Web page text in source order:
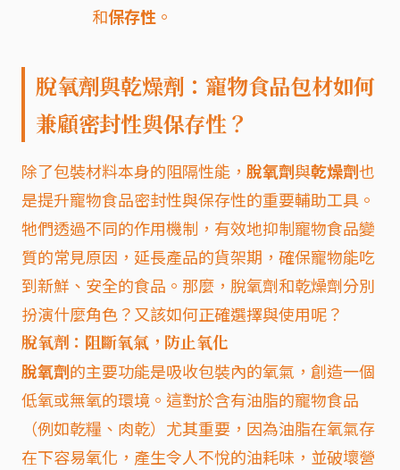
和保存性 。
脫氧劑與乾燥劑：寵物食品包材如何
兼顧密封性與保存性？
除了包裝材料本身的阻隔性能， 脫氧劑與乾燥劑也
是提升寵物食品密封性與保存性的重要輔助工具。
牠們透過不同的作用機制，有效地抑制寵物食品變
質的常見原因，延長產品的貨架期，確保寵物能吃
到新鮮、安全的食品。那麼，脫氧劑和乾燥劑分別
扮演什麼角色？又該如何正確選擇與使用呢？
脫氧劑：阻斷氧氣，防止氧化
脫氧劑的主要功能是吸收包裝內的氧氣，創造一個
低氧或無氧的環境。這對於含有油脂的寵物食品
（例如乾糧、肉乾）尤其重要，因為油脂在氧氣存
在下容易氧化，產生令人不悅的油耗味，並破壞營